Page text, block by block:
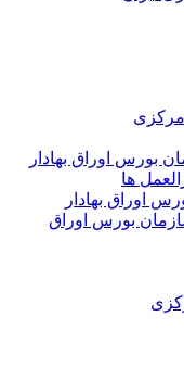
مرکزی
بورس اوراق بهادار
ها
اوراق بهادار
بورس اوراق